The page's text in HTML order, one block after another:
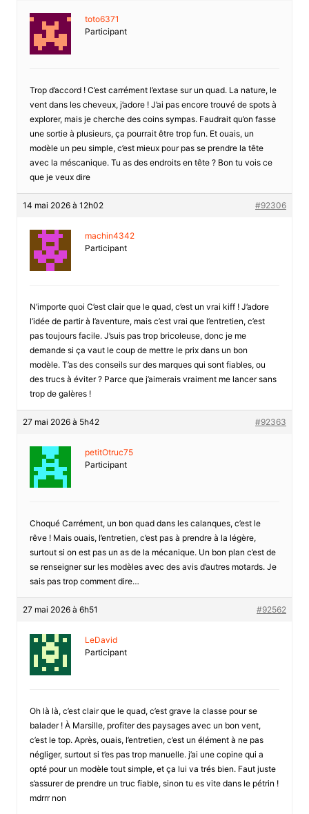
toto6371
Participant
Trop d’accord ! C’est carrément l’extase sur un quad. La nature, le
vent dans les cheveux, j’adore ! J’ai pas encore trouvé de spots à
explorer, mais je cherche des coins sympas. Faudrait qu’on fasse
une sortie à plusieurs, ça pourrait être trop fun. Et ouais, un
modèle un peu simple, c’est mieux pour pas se prendre la tête
avec la méscanique. Tu as des endroits en tête ? Bon tu vois ce
que je veux dire
14 mai 2026 à 12h02 #92306
machin4342
Participant
N’importe quoi C’est clair que le quad, c’est un vrai kiff ! J’adore
l’idée de partir à l’aventure, mais c’est vrai que l’entretien, c’est
pas toujours facile. J’suis pas trop bricoleuse, donc je me
demande si ça vaut le coup de mettre le prix dans un bon
modèle. T’as des conseils sur des marques qui sont fiables, ou
des trucs à éviter ? Parce que j’aimerais vraiment me lancer sans
trop de galères !
27 mai 2026 à 5h42 #92363
petitOtruc75
Participant
Choqué Carrément, un bon quad dans les calanques, c’est le
rêve ! Mais ouais, l’entretien, c’est pas à prendre à la légère,
surtout si on est pas un as de la mécanique. Un bon plan c’est de
se renseigner sur les modèles avec des avis d’autres motards. Je
sais pas trop comment dire…
27 mai 2026 à 6h51 #92562
LeDavid
Participant
Oh là là, c’est clair que le quad, c’est grave la classe pour se
balader ! À Marsille, profiter des paysages avec un bon vent,
c’est le top. Après, ouais, l’entretien, c’est un élément à ne pas
négliger, surtout si t’es pas trop manuelle. j’ai une copine qui a
opté pour un modèle tout simple, et ça lui va trés bien. Faut juste
s’assurer de prendre un truc fiable, sinon tu es vite dans le pétrin !
mdrrr non